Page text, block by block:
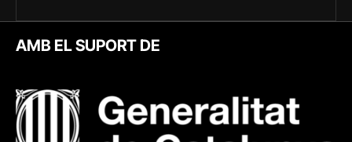
AMB EL SUPORT DE